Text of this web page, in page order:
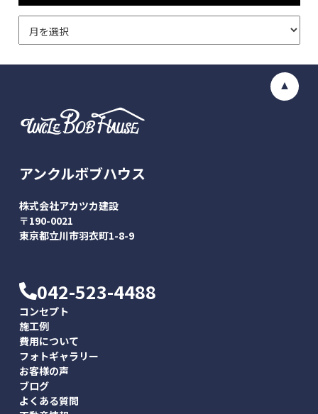
アンクルボブハウス
株式会社アカツカ建設
〒190-0021
東京都立川市羽衣町1-8-9
042-523-4488
コンセプト
施工例
費用について
フォトギャラリー
お客様の声
ブログ
よくある質問